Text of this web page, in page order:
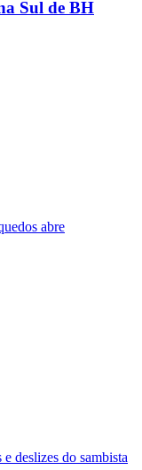
Sul de BH
abre
deslizes do sambista